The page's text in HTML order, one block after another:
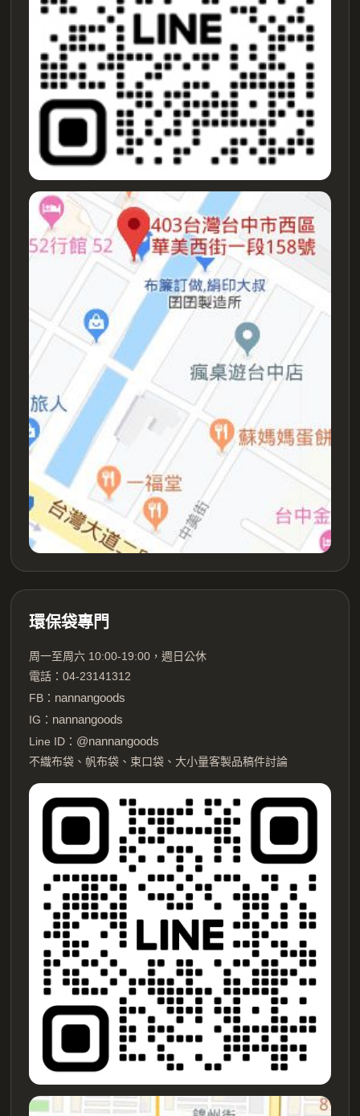
環保袋專門
周一至周六 10:00-19:00，週日公休
電話：04-23141312
FB： nannangoods
IG： nannangoods
Line ID： @nannangoods
不織布袋、帆布袋、束口袋、大小量客製品稿件討論